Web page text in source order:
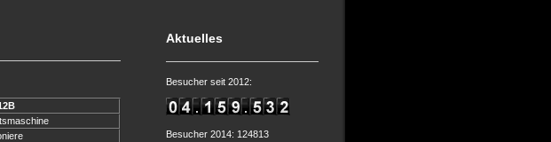
Aktuelles
Besucher seit 2012:
Besucher 2014: 124813